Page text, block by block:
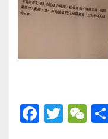
F
T
W